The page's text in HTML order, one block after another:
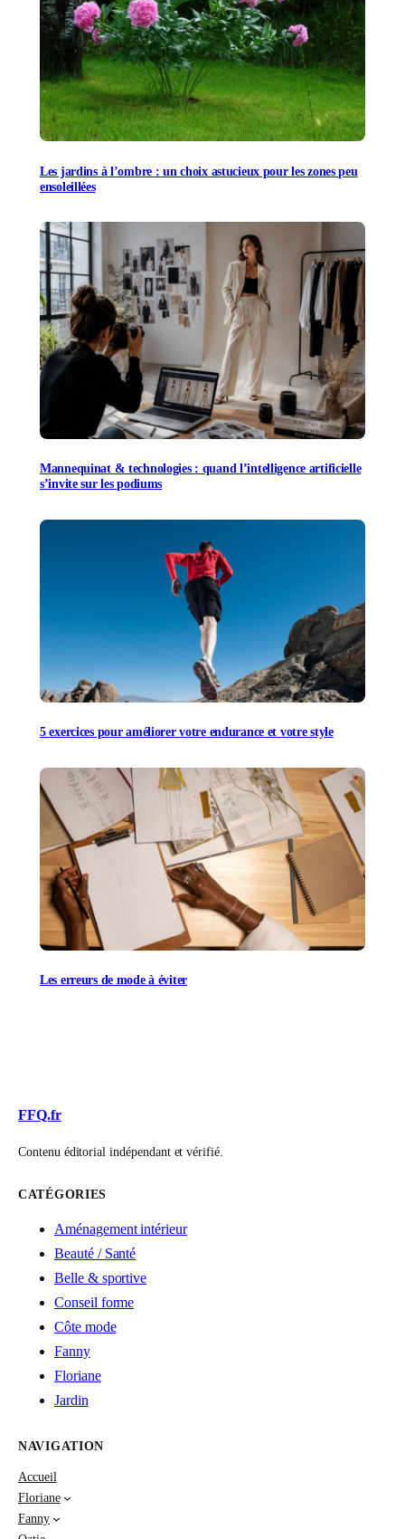
Les jardins à l’ombre : un choix astucieux pour les zones peu
ensoleillées
Mannequinat & technologies : quand l’intelligence artificielle
s’invite sur les podiums
5 exercices pour améliorer votre endurance et votre style
Les erreurs de mode à éviter
FFQ.fr
Contenu éditorial indépendant et vérifié.
CATÉGORIES
Aménagement intérieur
Beauté / Santé
Belle & sportive
Conseil forme
Côte mode
Fanny
Floriane
Jardin
NAVIGATION
Accueil
Floriane
Fanny